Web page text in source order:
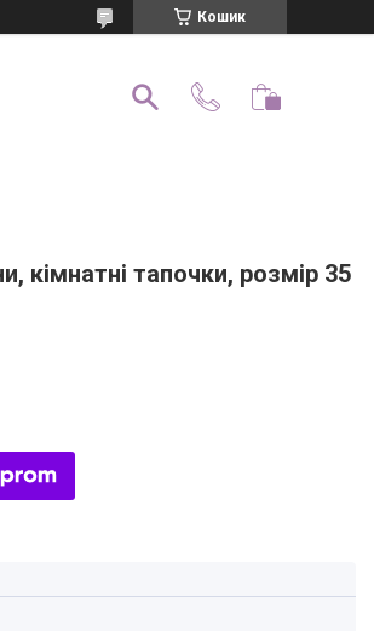
Кошик
кімнатні тапочки, розмір 35